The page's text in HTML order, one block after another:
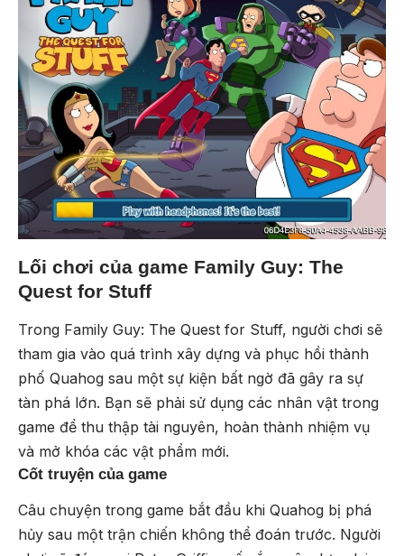
Lối chơi của game Family Guy: The
Quest for Stuff
Trong Family Guy: The Quest for Stuff, người chơi sẽ
tham gia vào quá trình xây dựng và phục hồi thành
phố Quahog sau một sự kiện bất ngờ đã gây ra sự
tàn phá lớn. Bạn sẽ phải sử dụng các nhân vật trong
game để thu thập tài nguyên, hoàn thành nhiệm vụ
và mở khóa các vật phẩm mới.
Cốt truyện của game
Câu chuyện trong game bắt đầu khi Quahog bị phá
hủy sau một trận chiến không thể đoán trước. Người